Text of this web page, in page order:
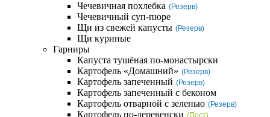
Чечевичная похлебка (Резерв)
Чечевичный суп-пюре
Щи из свежей капусты (Резерв)
Щи куриные
Гарниры
Капуста тушёная по-монастырски
Картофель «Домашний» (Резерв)
Картофель запеченный (Резерв)
Картофель запеченный с беконом
Картофель отварной с зеленью (Резерв)
Картофель по-деревенски (Пост)